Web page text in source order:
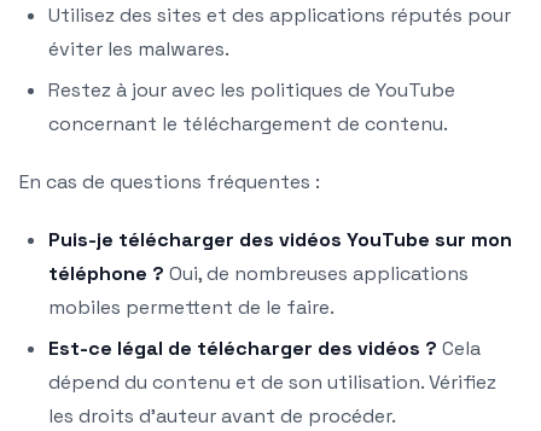
Utilisez des sites et des applications réputés pour
éviter les malwares.
Restez à jour avec les politiques de YouTube
concernant le téléchargement de contenu.
En cas de questions fréquentes :
Puis-je télécharger des vidéos YouTube sur mon
téléphone ? Oui, de nombreuses applications
mobiles permettent de le faire.
Est-ce légal de télécharger des vidéos ? Cela
dépend du contenu et de son utilisation. Vérifiez
les droits d’auteur avant de procéder.